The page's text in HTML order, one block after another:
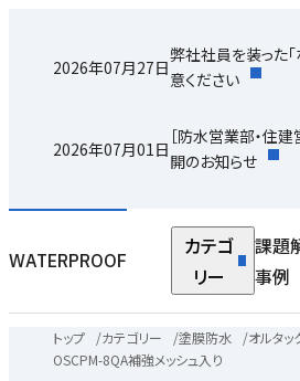
2026年07月27日
弊社社員を装った
意ください
2026年07月01日
［防水営業部・住
開のお知らせ
WATERPROOF
カテゴ
リー
課題
事例
トップ /カテゴリー /塗膜防水 /オルタッ
OSCPM-8QA補強メッシュ入り